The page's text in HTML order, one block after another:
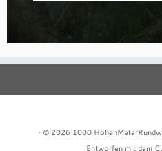
· © 2026 1000
Entworfen mit dem